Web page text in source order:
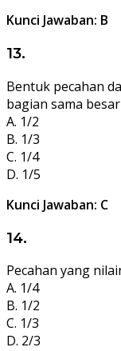
Kunci Jawaban: B
13.
Bentuk pecahan
bagian sama
A. 1/2
B. 1/3
C. 1/4
D. 1/5
Kunci Jawaban: C
14.
Pecahan yang
A. 1/4
B. 1/2
C. 1/3
D. 2/3